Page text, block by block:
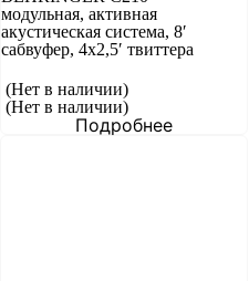
модульная, активная
акустическая система, 8′
сабвуфер, 4х2,5′ твиттера
(Нет в наличии)
(Нет в наличии)
Подробнее